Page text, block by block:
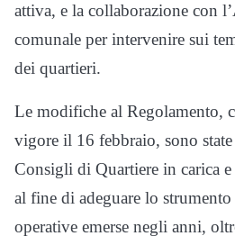
attiva, e la collaborazione con
comunale per intervenire sui
dei quartieri.
Le modifiche al Regolamento,
vigore il 16 febbraio, sono
Consigli di Quartiere in carica
al fine di adeguare lo strumento
operative emerse negli anni,